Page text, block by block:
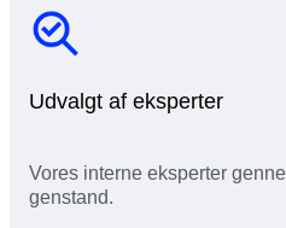
Udvalgt af eksperter
Vores interne eksperter
genstand.